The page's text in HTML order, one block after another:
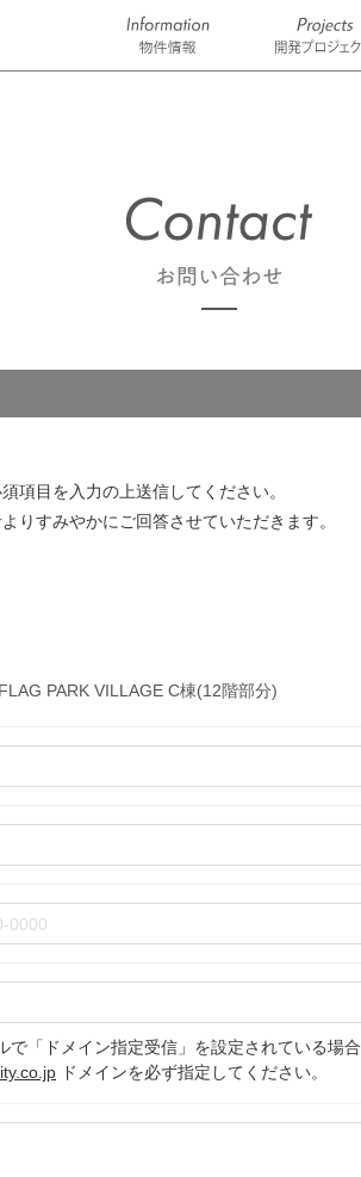
項目を入力の上送信してください。
りすみやかにご回答させていただきます。
PARK VILLAGE C棟(12階部分)
で「ドメイン指定受信」を設定されている場合
ドメインを必ず指定してください。